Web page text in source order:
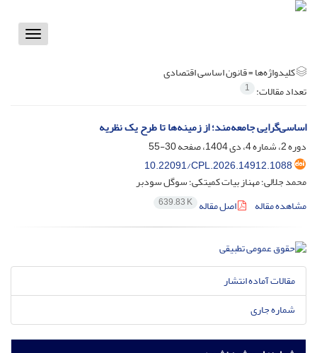
Toggle
کلیدواژه‌ها =قانون اساسی اقتصادی
تعداد مقالات: 1
اساسی‌گرایی جامعه‌مند؛ از زمینه‌ها تا طرح یک نظریه
دوره 2، شماره 4، دی 1404، صفحه
30-55
10.22091/CPL.2026.14912.1088
محمد جلالی؛ مهناز بیات کمیتکی؛ سوگل سودبر
مشاهده مقاله
اصل مقاله 639.83 K
مقالات آماده انتشار
شماره جاری